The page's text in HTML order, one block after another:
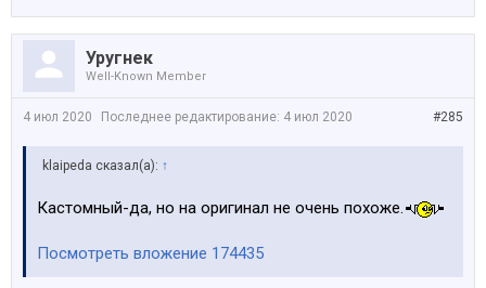
Уругнек
Well-Known Member
#285
4 июл 2020 Последнее редактирование: 4 июл 2020
klaipeda сказал(а): ↑
Кастомный-да, но на оригинал не очень похоже.
Посмотреть вложение 174435